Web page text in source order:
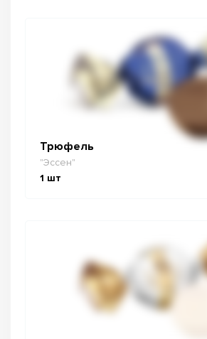
Трюфель
"Эссен"
1 шт